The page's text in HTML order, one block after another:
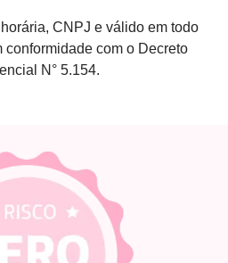
CNPJ e válido em todo
conformidade com o Decreto
N° 5.154.